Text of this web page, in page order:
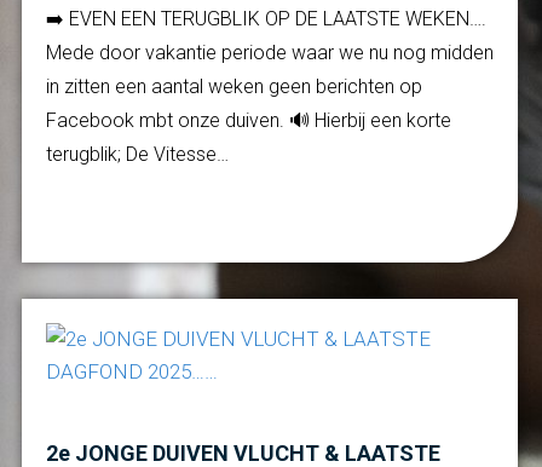
➡️ EVEN EEN TERUGBLIK OP DE LAATSTE WEKEN….
Mede door vakantie periode waar we nu nog midden
in zitten een aantal weken geen berichten op
Facebook mbt onze duiven. 🔊 Hierbij een korte
terugblik; De Vitesse…
2e JONGE DUIVEN VLUCHT & LAATSTE